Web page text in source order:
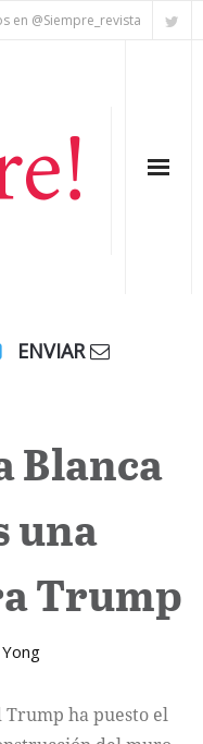
en @Siempre_revista
ENVIAR
Blanca
una
Trump
Trump ha puesto el